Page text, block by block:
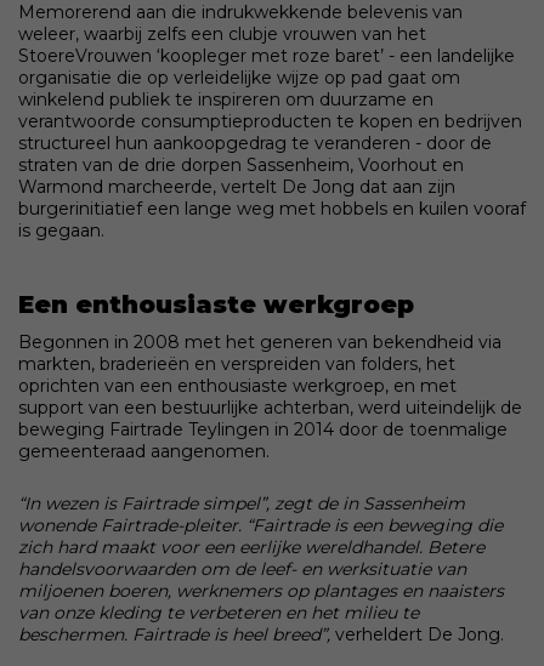
Memorerend aan die indrukwekkende belevenis van
weleer, waarbij zelfs een clubje vrouwen van het
StoereVrouwen ‘koopleger met roze baret’ - een landelijke
organisatie die op verleidelijke wijze op pad gaat om
winkelend publiek te inspireren om duurzame en
verantwoorde consumptieproducten te kopen en bedrijven
structureel hun aankoopgedrag te veranderen - door de
straten van de drie dorpen Sassenheim, Voorhout en
Warmond marcheerde, vertelt De Jong dat aan zijn
burgerinitiatief een lange weg met hobbels en kuilen vooraf
is gegaan.
Een enthousiaste werkgroep
Begonnen in 2008 met het generen van bekendheid via
markten, braderieën en verspreiden van folders, het
oprichten van een enthousiaste werkgroep, en met
support van een bestuurlijke achterban, werd uiteindelijk de
beweging Fairtrade Teylingen in 2014 door de toenmalige
gemeenteraad aangenomen.
“In wezen is Fairtrade simpel”, zegt de in Sassenheim
wonende Fairtrade-pleiter. “Fairtrade is een beweging die
zich hard maakt voor een eerlijke wereldhandel. Betere
handelsvoorwaarden om de leef- en werksituatie van
miljoenen boeren, werknemers op plantages en naaisters
van onze kleding te verbeteren en het milieu te
beschermen. Fairtrade is heel breed”, verheldert De Jong.